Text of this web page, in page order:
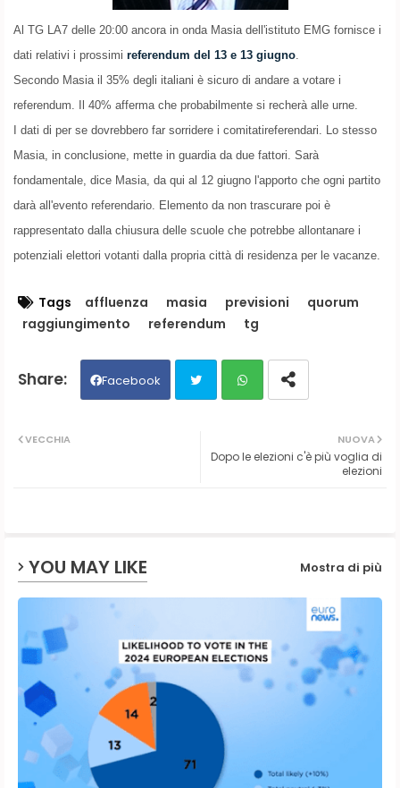
Al TG LA7 delle 20:00 ancora in onda Masia dell'istituto EMG fornisce i
dati relativi i prossimi referendum del 13 e 13 giugno
Secondo Masia il 35% degli italiani è sicuro di andare a votare i
referendum. Il 40% afferma che probabilmente si recherà alle urne.
I dati di per se dovrebbero far sorridere i comitatireferendari. Lo stesso
Masia, in conclusione, mette in guardia da due fattori. Sarà
fondamentale, dice Masia, da qui al 12 giugno l'apporto che ogni partito
darà all'evento referendario. Elemento da non trascurare poi è
rappresentato dalla chiusura delle scuole che potrebbe allontanare i
potenziali elettori votanti dalla propria città di residenza per le vacanze.
Tags affluenza masia previsioni
quorum
raggiungimento
referendum tg
Facebook
ats
NUOVA
Dopo le elezioni c'è più voglia di
elezioni
VECCHIA
YOU MAY LIKE Mostra di più